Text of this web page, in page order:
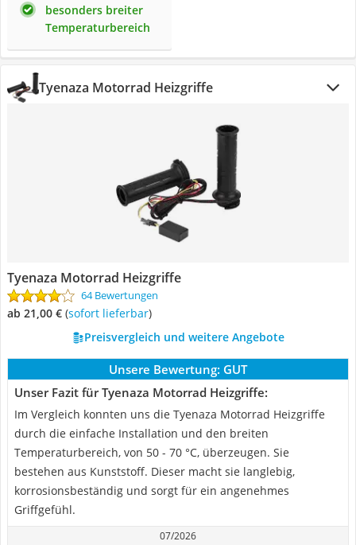
besonders breiter
Temperaturbereich
Tyenaza Motorrad Heizgriffe
Tyenaza Motorrad Heizgriffe
64 Bewertungen
ab 21,00 € ( Sofort lieferbar)
Preisvergleich und weitere Angebote
Unsere Bewertung: GUT
Unser Fazit für Tyenaza Motorrad Heizgriffe:
Im Vergleich konnten uns die Tyenaza Motorrad Heizgriffe
durch die einfache Installation und den breiten
Temperaturbereich, von 50 - 70 °C, überzeugen. Sie
bestehen aus Kunststoff. Dieser macht sie langlebig,
korrosionsbeständig und sorgt für ein angenehmes
Griffgefühl.
07/2026